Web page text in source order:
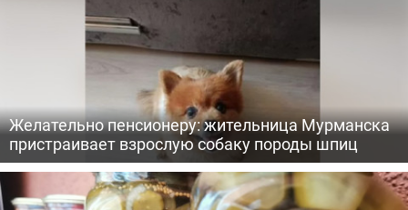
Желательно пенсионеру: жительница Мурманска
пристраивает взрослую собаку породы шпиц